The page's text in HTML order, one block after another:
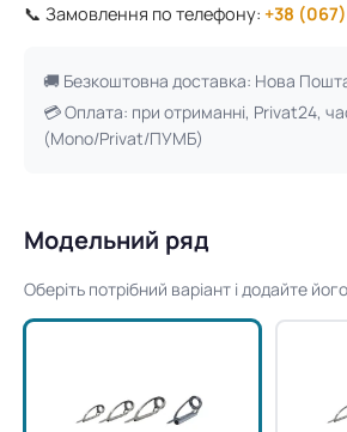
📞 Замовлення по телефону: +38
🚚 Безкоштовна доставка: Нова
💳 Оплата: при отриманні, Privat24,
(Mono/Privat/ПУМБ)
Модельний ряд
Оберіть потрібний варіант і додайте